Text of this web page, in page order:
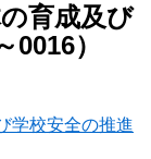
育成及び
）
学校安全の推進